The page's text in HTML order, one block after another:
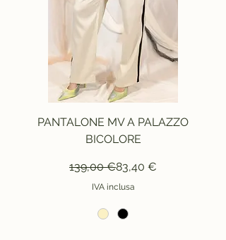
PANTALONE MV A PALAZZO
BICOLORE
Prezzo regolare
139,00 €Prezzo scontato
83,40 €
IVA inclusa